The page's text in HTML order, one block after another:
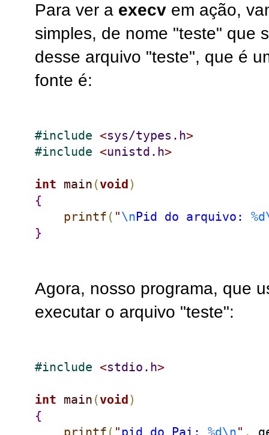
Para ver a execv em ação,
simples, de nome "teste" que
desse arquivo "teste", que é
fonte é:
#include <sys/types.h>
#include <unistd.h>
int main (void )
{
printf ( "\nPid do arquivo: %d
}
Agora, nosso programa, que
executar o arquivo "teste":
#include <stdio.h>
int main (void )
{
printf ( "pid do Pai: %d\n" ,